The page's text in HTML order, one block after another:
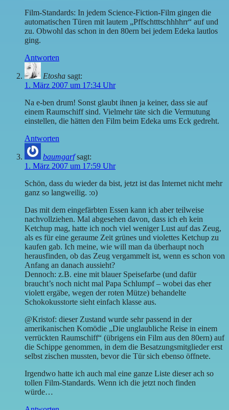
Film-Standards: In jedem Science-Fiction-Film gingen die
automatischen Türen mit lautem „Pffschtttschhhhrr“ auf und
zu. Obwohl das schon in den 80ern bei jedem Edeka lautlos
ging.
Antworten
Etosha sagt:
1. März 2007 um 17:34 Uhr
Na e-ben drum! Sonst glaubt ihnen ja keiner, dass sie auf
einem Raumschiff sind. Vielmehr täte sich die Vermutung
einstellen, die hätten den Film beim Edeka ums Eck gedreht.
Antworten
baumgarf sagt:
1. März 2007 um 17:59 Uhr
Schön, dass du wieder da bist, jetzt ist das Internet nicht mehr
ganz so langweilig. :o)
Das mit dem eingefärbten Essen kann ich aber teilweise
nachvollziehen. Mal abgesehen davon, dass ich eh kein
Ketchup mag, hatte ich noch viel weniger Lust auf das Zeug,
als es für eine geraume Zeit grünes und violettes Ketchup zu
kaufen gab. Ich meine, wie will man da überhaupt noch
herausfinden, ob das Zeug vergammelt ist, wenn es schon von
Anfang an danach aussieht?
Dennoch: z.B. eine mit blauer Speisefarbe (und dafür
braucht’s noch nicht mal Papa Schlumpf – wobei das eher
violett ergäbe, wegen der roten Mütze) behandelte
Schokokusstorte sieht einfach klasse aus.
@Kristof: dieser Zustand wurde sehr passend in der
amerikanischen Komödie „Die unglaubliche Reise in einem
verrückten Raumschiff“ (übrigens ein Film aus den 80ern) auf
die Schippe genommen, in dem die Besatzungsmitglieder erst
selbst zischen mussten, bevor die Tür sich ebenso öffnete.
Irgendwo hatte ich auch mal eine ganze Liste dieser ach so
tollen Film-Standards. Wenn ich die jetzt noch finden
würde…